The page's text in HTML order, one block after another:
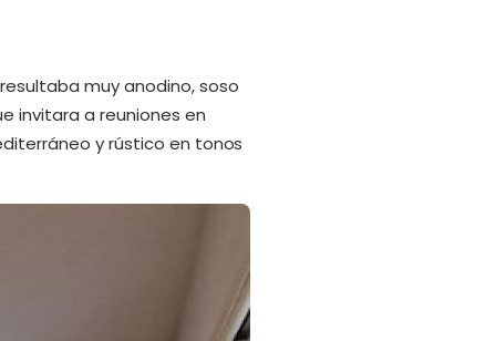
muy anodino, soso
invitara a reuniones en
y rústico en tonos